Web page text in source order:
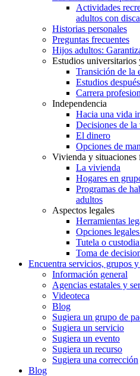
Actividades
adultos con
Historias personales
Preguntas frecuentes
Hijos adultos:
Estudios
Transición de la
Estudios
Carrera
Independencia
Hacia una vida
Decisiones de la
El dinero
Opciones de
Vivienda y situaciones
La vivienda
Hogares en
Programas de
adultos
Aspectos legales
Herramientas
Opciones
Tutela o
Toma de
Encuentra servicios, grupos
Información general
Agencias estatales y
Videoteca
Blog
Sugiera un grupo de
Sugiera un servicio
Sugiera un evento
Sugiera un recurso
Sugiera una corrección
Blog